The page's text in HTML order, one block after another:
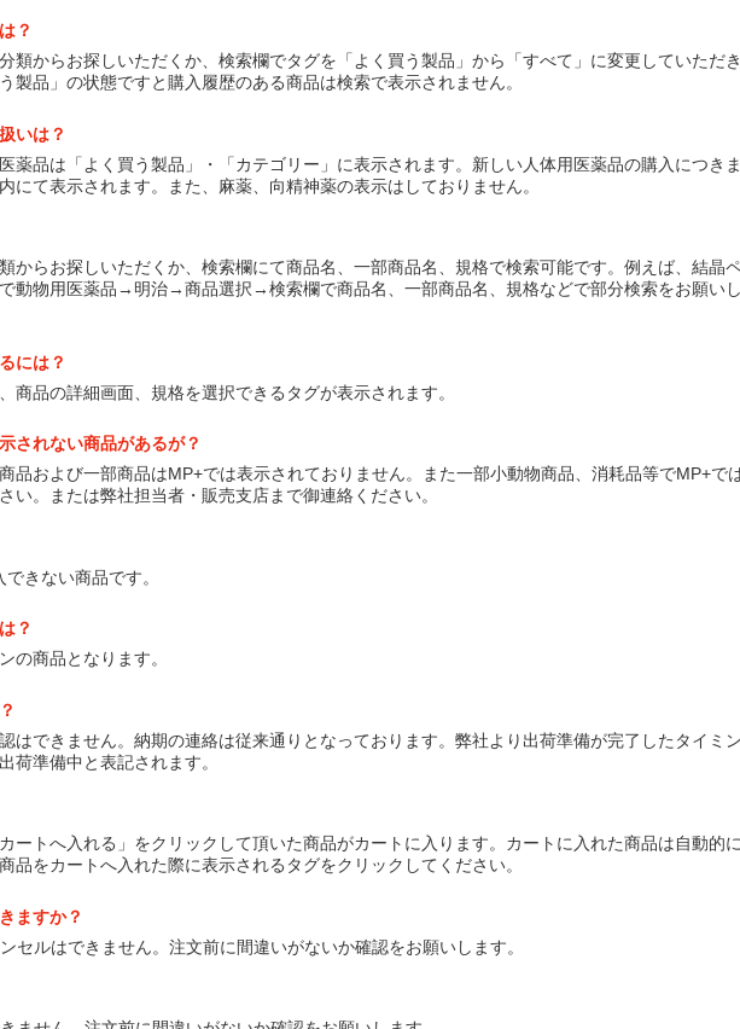
？
類からお探しいただくか、検索欄でタグを「よく買う製品」から「すべて」に変更していただ
製品」の状態ですと購入履歴のある商品は検索で表示されません。
いは？
薬品は「よく買う製品」・「カテゴリー」に表示されます。新しい人体用医薬品の購入につき
にて表示されます。また、麻薬、向精神薬の表示はしておりません。
からお探しいただくか、検索欄にて商品名、一部商品名、規格で検索可能です。例えば、結晶
動物用医薬品→明治→商品選択→検索欄で商品名、一部商品名、規格などで部分検索をお願い
には？
商品の詳細画面、規格を選択できるタグが表示されます。
されない商品があるが？
品および一部商品はMP+では表示されておりません。また一部小動物商品、消耗品等でMP+
い。または弊社担当者・販売支店まで御連絡ください。
きない商品です。
？
の商品となります。
はできません。納期の連絡は従来通りとなっております。弊社より出荷準備が完了したタイミ
荷準備中と表記されます。
ートへ入れる」をクリックして頂いた商品がカートに入ります。カートに入れた商品は自動的
品をカートへ入れた際に表示されるタグをクリックしてください。
ますか？
セルはできません。注文前に間違いがないか確認をお願いします。